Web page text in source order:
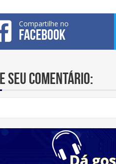
Compartilhe no
FACEBOOK
seu comentário: